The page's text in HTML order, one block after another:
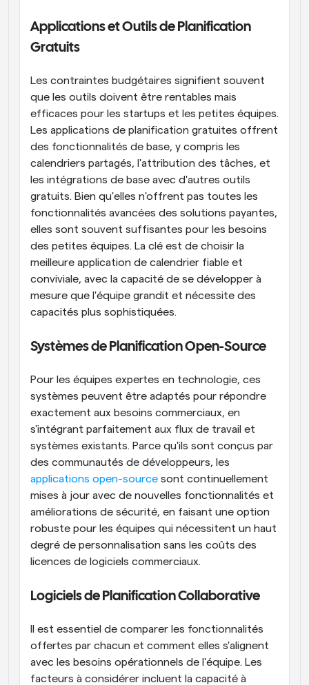
Applications et Outils de Planification
Gratuits
Les contraintes budgétaires signifient souvent
que les outils doivent être rentables mais
efficaces pour les startups et les petites équipes.
Les applications de planification gratuites offrent
des fonctionnalités de base, y compris les
calendriers partagés, l'attribution des tâches, et
les intégrations de base avec d'autres outils
gratuits. Bien qu'elles n'offrent pas toutes les
fonctionnalités avancées des solutions payantes,
elles sont souvent suffisantes pour les besoins
des petites équipes. La clé est de choisir la
meilleure application de calendrier fiable et
conviviale, avec la capacité de se développer à
mesure que l'équipe grandit et nécessite des
capacités plus sophistiquées.
Systèmes de Planification Open-Source
Pour les équipes expertes en technologie, ces
systèmes peuvent être adaptés pour répondre
exactement aux besoins commerciaux, en
s'intégrant parfaitement aux flux de travail et
systèmes existants. Parce qu'ils sont conçus par
applications open-source sont continuellement
mises à jour avec de nouvelles fonctionnalités et
améliorations de sécurité, en faisant une option
robuste pour les équipes qui nécessitent un haut
degré de personnalisation sans les coûts des
licences de logiciels commerciaux.
Logiciels de Planification Collaborative
Il est essentiel de comparer les fonctionnalités
offertes par chacun et comment elles s'alignent
avec les besoins opérationnels de l'équipe. Les
facteurs à considérer incluent la capacité à